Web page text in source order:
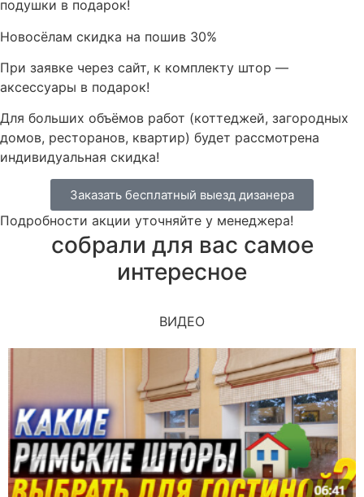
подушки в подарок!
Новосёлам скидка на пошив 30%
При заявке через сайт, к комплекту штор —
аксессуары в подарок!
Для больших объёмов работ (коттеджей, загородных
домов, ресторанов, квартир) будет рассмотрена
индивидуальная скидка!
Заказать бесплатный выезд дизанера
Подробности акции уточняйте у менеджера!
собрали для вас самое
интересное
ВИДЕО